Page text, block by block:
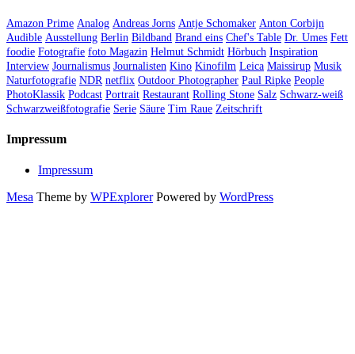
Amazon Prime Analog Andreas Jorns Antje Schomaker Anton Corbijn
Audible Ausstellung Berlin Bildband Brand eins Chef's Table Dr. Umes Fett
foodie Fotografie foto Magazin Helmut Schmidt Hörbuch Inspiration
Interview Journalismus Journalisten Kino Kinofilm Leica Maissirup Musik
Naturfotografie NDR netflix Outdoor Photographer Paul Ripke People
PhotoKlassik Podcast Portrait Restaurant Rolling Stone Salz Schwarz-weiß
Schwarzweißfotografie Serie Säure Tim Raue Zeitschrift
Impressum
Impressum
Mesa Theme by WPExplorerPowered by WordPress